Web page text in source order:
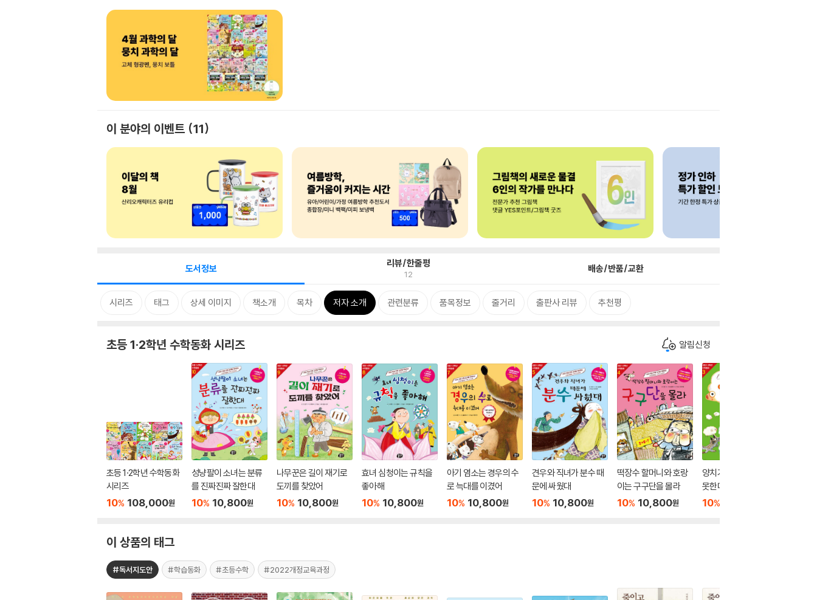
이 분야의 이벤트 11
도서정보 리뷰/한줄평
12 배송/반품/교환
시리즈 태그 상세 이미지 책소개 목차 저자 소개 관련분류 품목정보 줄거리 출판사 리뷰 추천평
초등 1·2학년 수학동화 시리즈 알림신청
초등 1·2학년 수학동화
시리즈
10% 108,000원
성냥팔이 소녀는 분류
를 진짜진짜 잘한대
10% 10,800원
나무꾼은 길이 재기로
도끼를 찾았어
10% 10,800원
효녀 심청이는 규칙을
좋아해
10% 10,800원
아기 염소는 경우의 수
로 늑대를 이겼어
10% 10,800원
견우와 직녀가 분수 때
문에 싸웠대
10% 10,800원
떡장수 할머니와 호랑
이는 구구단을 몰라
10% 10,800원
양치기 소년은 연산을
못한대
10%
이 상품의 태그
#독서지도안 #학습동화 #초등수학 #2022개정교육과정